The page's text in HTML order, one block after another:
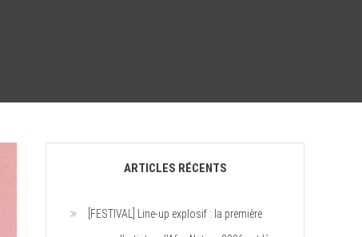
ARTICLES RÉCENTS
[FESTIVAL] Line-up explosif : la première